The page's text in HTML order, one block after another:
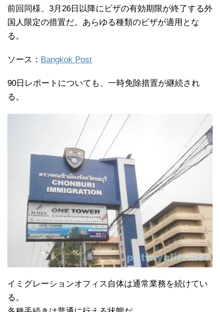
前回同様、3月26日以降にビザの有効期限が終了する外
国人限定の措置だ。あらゆる種類のビザが適用とな
る。
ソース： Bangkok Post
90日レポートについても、一時免除措置が継続され
る。
イミグレーションオフィス自体は通常業務を続けてい
る。